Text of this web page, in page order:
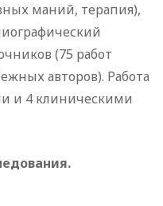
маний, терапия),
(75 работ
авторов). Работа
и 4 клиническими